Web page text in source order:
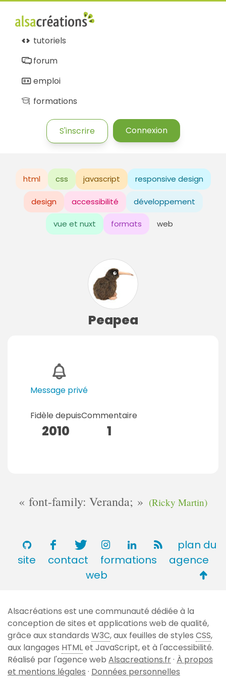
tutoriels
forum
emploi
formations
S'inscrire Connexion
html css javascript responsive design
design accessibilité développement
vue et nuxt formats web
Peapea
Message privé
Fidèle depuis
2010
Commentaire
1
font-family: Veranda; (Ricky Martin)
plan du
site
contact formations
agence
web
de
page
Alsacréations est une communauté dédiée à la
conception de sites et applications web de qualité,
grâce aux standards W3C, aux feuilles de styles CSS,
aux langages HTMLet JavaScript, et à l'accessibilité.
Réalisé par l'agence web Alsacreations.fr· À propos
et mentions légales · Données personnelles